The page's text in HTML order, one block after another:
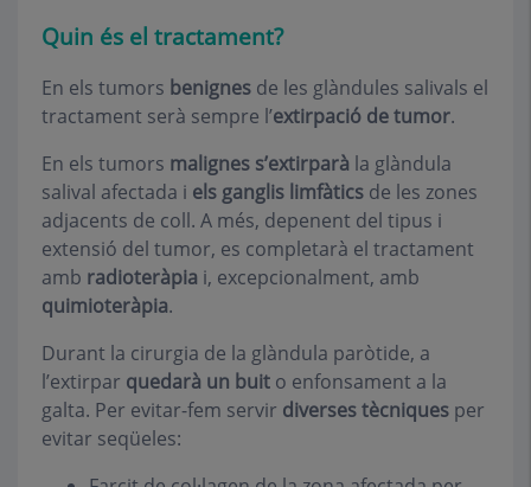
Quin és el tractament?
En els tumors benignes de les glàndules salivals el
tractament serà sempre l’extirpació de tumor.
En els tumors malignes s’extirparà la glàndula
salival afectada i els ganglis limfàtics de les zones
adjacents de coll. A més, depenent del tipus i
extensió del tumor, es completarà el tractament
amb radioteràpia i, excepcionalment, amb
quimioteràpia.
Durant la cirurgia de la glàndula paròtide, a
l’extirpar quedarà un buit o enfonsament a la
galta. Per evitar-fem servir diverses tècniques per
evitar seqüeles: